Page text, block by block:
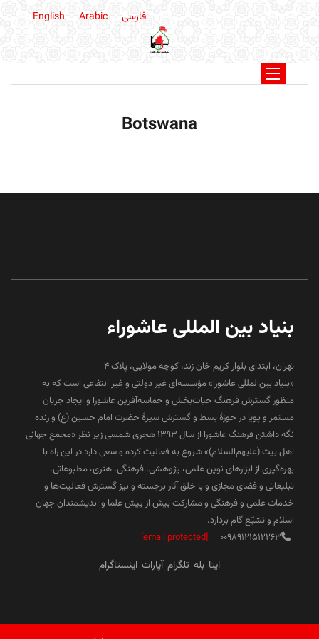
فارسی English Arabic
Botswana
بنیاد بین المللی عاشوراء
تهران، ابتدای بلوار کریم خان زند، کوچه مولایی، پلاک 4
«بنیاد بین‌المللی عاشورا» مؤسسه‌ای غیر دولتی و غیر انتفاعی است که به
منظور گسترش فرهنگ حیات‌بخش و حماسه‌آفرین عاشورا و ایجاد جریان
مستمر و پویا در حوزۀ بسط و گسترش سیرۀ حضرت امام حسین (ع) و زنده
نگه داشتن فرهنگ عاشورا از سال ۱۳۹۳ هجری شمسی زیر نظر «مجمع جهانی
اهل بیت (علیهم‌السلام)» شروع به فعالیت کرده و سعی دارد در این راه با
بهره‌گیری از ابزارهای نوین علمی، پژوهشی، فرهنگی، هنری، مطبوعاتی،
تبلیغاتی و فضای مجازی و با خلق آثار برجسته و نیز گسترش فعالیت‌ها و
خدمات علمی و فرهنگی و مشارکت بیش از پیش علما و اندیشمندان جهان
اسلام و تشیّع گام بردارد.
00989121512263
[email protected]
ایتا بله تلگرام آپارات اینستاگرام